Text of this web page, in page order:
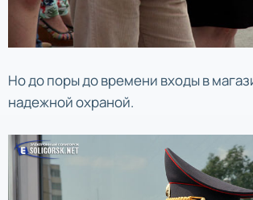
Но до поры до времени входы в
надежной охраной.